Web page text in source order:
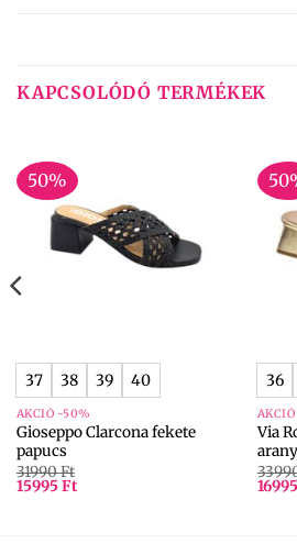
KAPCSOLÓDÓ TERMÉKEK
50%
37 38 39 40
AKCIÓ -50%
Gioseppo Clarcona fekete
papucs
31990Ft
15995Ft
36
Via
arany
16995